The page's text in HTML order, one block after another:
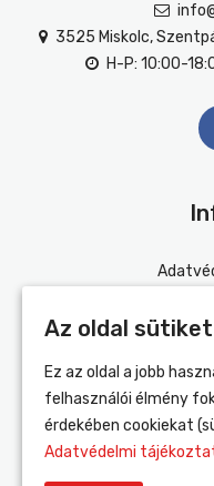
3525 Miskolc,
H-P: 10:00-
Az oldal
Ez az oldal a jobb
felhasználói élmény
érdekében cookiekat
Adatvédelmi